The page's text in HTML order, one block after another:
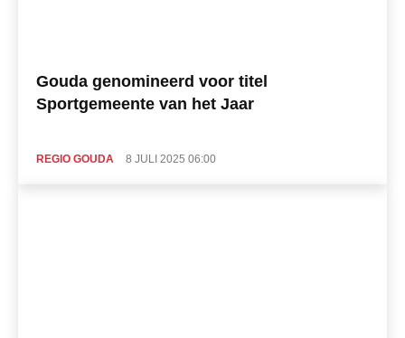
Gouda genomineerd voor titel
Sportgemeente van het Jaar
REGIO GOUDA 8 JULI 2025 06:00